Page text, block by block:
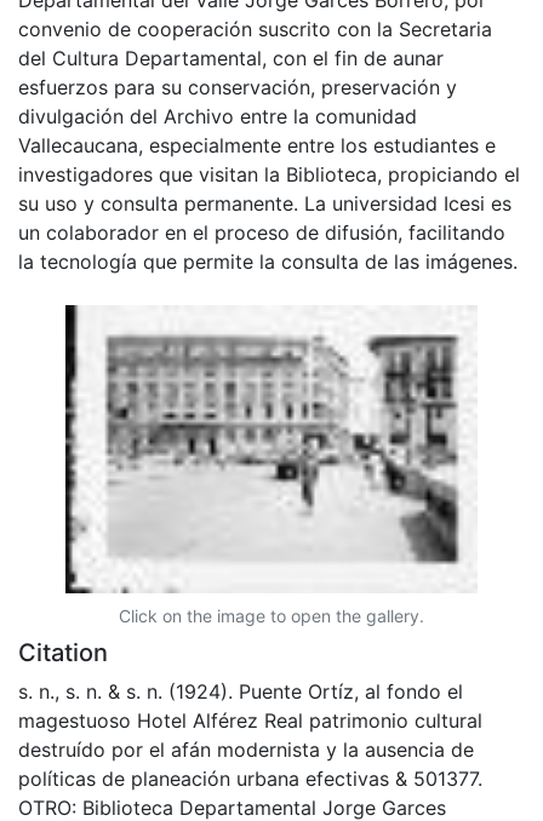
convenio de cooperación suscrito con la Secretaria
del Cultura Departamental, con el fin de aunar
esfuerzos para su conservación, preservación y
divulgación del Archivo entre la comunidad
Vallecaucana, especialmente entre los estudiantes e
investigadores que visitan la Biblioteca, propiciando el
su uso y consulta permanente. La universidad Icesi es
un colaborador en el proceso de difusión, facilitando
la tecnología que permite la consulta de las imágenes.
Click on the image to open the gallery.
Citation
s. n., s. n. & s. n. (1924). Puente Ortíz, al fondo el
magestuoso Hotel Alférez Real patrimonio cultural
destruído por el afán modernista y la ausencia de
políticas de planeación urbana efectivas & 501377.
OTRO: Biblioteca Departamental Jorge Garces